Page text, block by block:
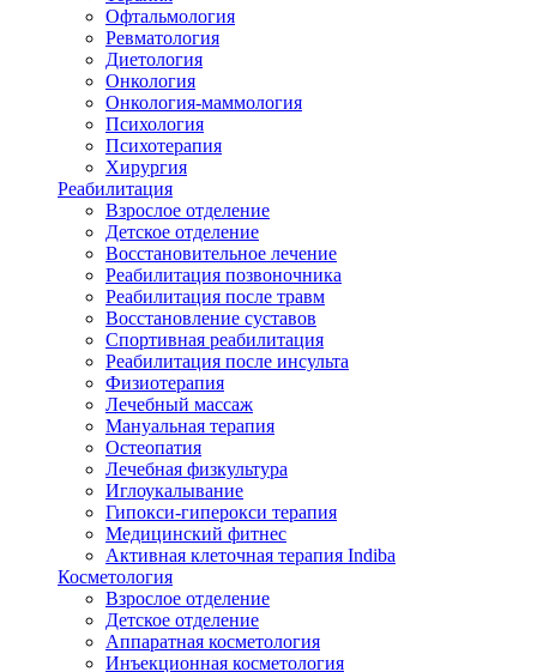
Офтальмология
Ревматология
Диетология
Онкология
Онкология-маммология
Психология
Психотерапия
Хирургия
Реабилитация
Взрослое отделение
Детское отделение
Восстановительное лечение
Реабилитация позвоночника
Реабилитация после травм
Восстановление суставов
Спортивная реабилитация
Реабилитация после инсульта
Физиотерапия
Лечебный массаж
Мануальная терапия
Остеопатия
Лечебная физкультура
Иглоукалывание
Гипокси-гиперокси терапия
Медицинский фитнес
Активная клеточная терапия Indiba
Косметология
Взрослое отделение
Детское отделение
Аппаратная косметология
Инъекционная косметология